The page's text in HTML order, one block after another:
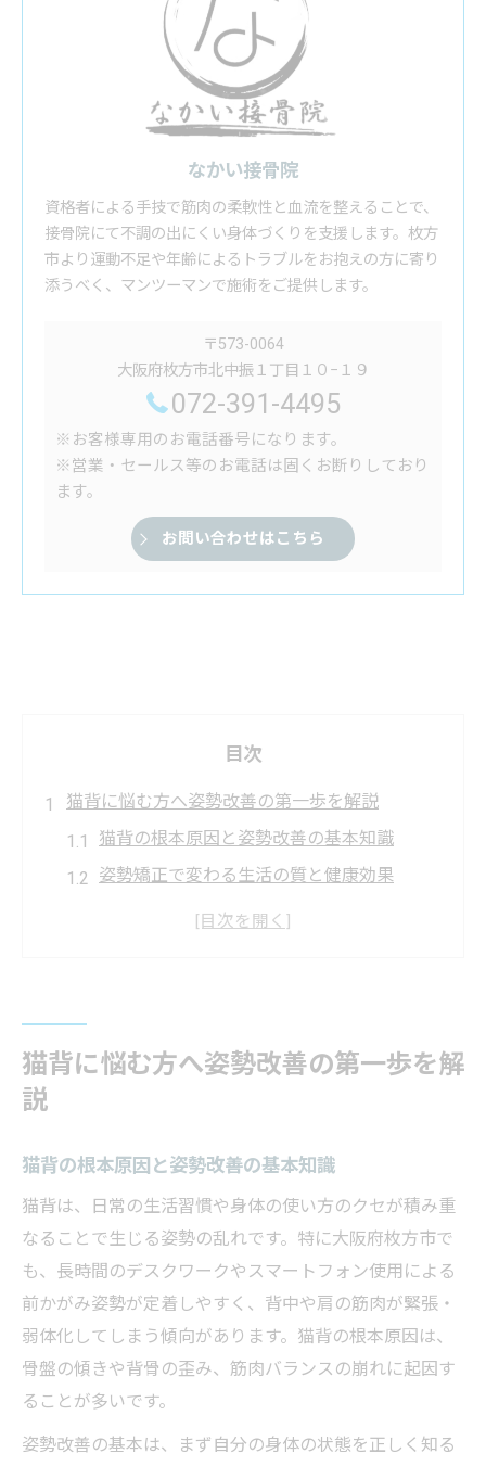
なかい接骨院
資格者による手技で筋肉の柔軟性と血流を整えることで、
接骨院にて不調の出にくい身体づくりを支援します。枚方
市より運動不足や年齢によるトラブルをお抱えの方に寄り
添うべく、マンツーマンで施術をご提供します。
〒573-0064
大阪府枚方市北中振１丁目１０−１９
072-391-4495
※お客様専用のお電話番号になります。
※営業・セールス等のお電話は固くお断りしており
ます。
お問い合わせはこちら
目次
猫背に悩む方へ姿勢改善の第一歩を解説
猫背の根本原因と姿勢改善の基本知識
姿勢矯正で変わる生活の質と健康効果
猫背が招く身体の不調とその予防法
姿勢矯正を目指す猫背改善の具体策とは
猫背対策に効く姿勢矯正の最新アプローチ
整骨院で受けられる猫背改善施術の流れ
口コミで選ぶ猫背矯正の信頼できる施術
猫背改善を成功させるための重要ポイント
猫背改善に欠かせない姿勢意識の持ち方
整骨院と自宅ケアの両立で猫背を根本改善
口コミでわかる猫背矯正の実感ポイント
猫背に悩む方へ姿勢改善の第一歩を解
説
猫背の根本原因と姿勢改善の基本知識
猫背は、日常の生活習慣や身体の使い方のクセが積み重
なることで生じる姿勢の乱れです。特に大阪府枚方市で
も、長時間のデスクワークやスマートフォン使用による
前かがみ姿勢が定着しやすく、背中や肩の筋肉が緊張・
弱体化してしまう傾向があります。猫背の根本原因は、
骨盤の傾きや背骨の歪み、筋肉バランスの崩れに起因す
ることが多いです。
姿勢改善の基本は、まず自分の身体の状態を正しく知る